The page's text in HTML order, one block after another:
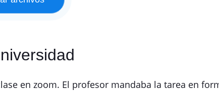
en zoom. El profesor mandaba la tarea en